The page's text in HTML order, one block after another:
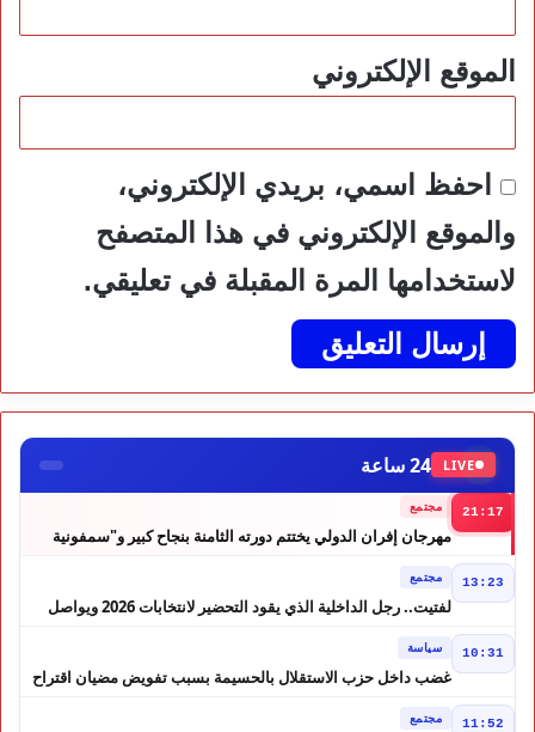
الموقع الإلكتروني
احفظ اسمي، بريدي الإلكتروني،
والموقع الإلكتروني في هذا المتصفح
لاستخدامها المرة المقبلة في تعليقي.
LIVE 24 ساعة
21:17 مجتمع
مهرجان إفران الدولي يختتم دورته الثامنة بنجاح كبير و"سمفونية
13:23 مجتمع
لفتيت.. رجل الداخلية الذي يقود التحضير لانتخابات 2026 ويواصل
10:31 سياسة
غضب داخل حزب الاستقلال بالحسيمة بسبب تفويض مضيان اقتراح
11:52 مجتمع